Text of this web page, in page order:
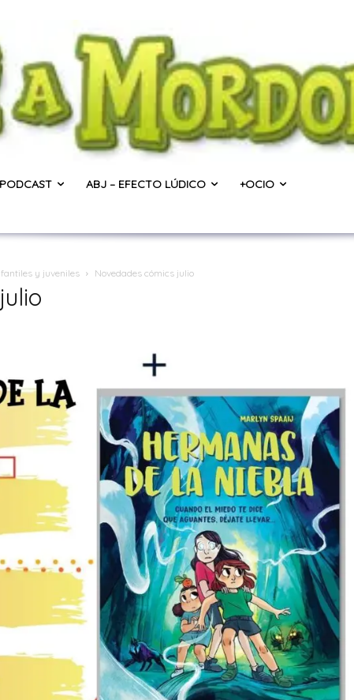
PODCAST ABJ – EFECTO LÚDICO +OCIO
y juveniles Novedades cómics julio